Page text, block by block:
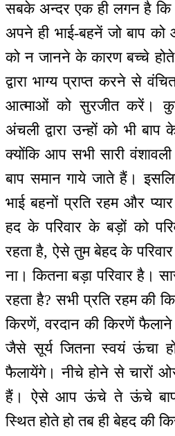
सबके अन्दर एक ही लगन है कि
अपने ही भाई-बहनें जो बाप
को न जानने के कारण बच्चे होते
द्वारा भाग्य प्राप्त करने से
आत्माओं को सुरजीत करें।
अंचली द्वारा उन्हों को भी
क्योंकि आप सभी सारी
बाप समान गाये जाते हैं।
भाई बहनों प्रति रहम और
हद के परिवार के बड़ों को
रहता है, ऐसे तुम बेहद के
ना। कितना बड़ा परिवार है।
रहता है? सभी प्रति रहम की
किरणें, वरदान की किरणें फैलाने
जैसे सूर्य जितना स्वयं ऊंचा
फैलायेंगे। नीचे होने से चारों
हैं। ऐसे आप ऊंचे ते ऊंचे बाप
स्थित होते हो तब ही बेहद की